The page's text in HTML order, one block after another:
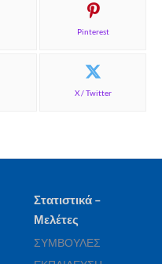
Pinterest
X / Twitter
Στατιστικά –
Μελέτες
ΣΥΜΒΟΥΛΕΣ